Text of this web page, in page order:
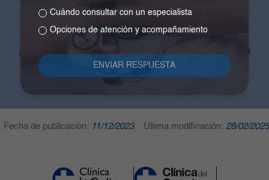
Califica tu experiencia en nuestra
página web
¡Ayúdanos a mejorar para crear una experiencia
memorable!
Fecha de publicación: 11/12/2023 Última modificación: 28/02/2025
Cuándo consultar con un especialista
Opciones de atención y acompañamiento